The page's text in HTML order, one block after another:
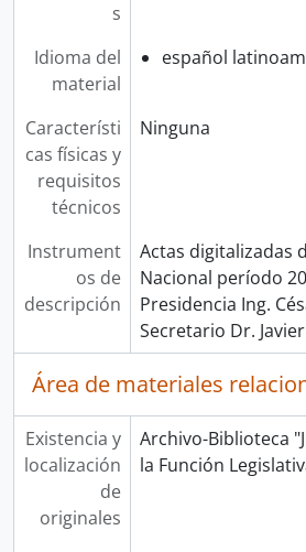
s
Idioma del
material
español
Característi
cas físicas y
requisitos
técnicos
Ninguna
Instrument
os de
descripción
Actas digitalizadas
Nacional período
Presidencia Ing.
Secretario Dr.
Área de materiales
Existencia y
localización
de
originales
Archivo-Biblioteca
la Función